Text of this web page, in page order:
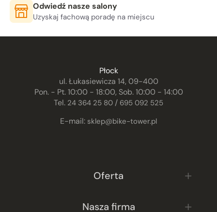
Odwiedź nasze salony
Uzyskaj fachową poradę na miejscu
Płock
ul. Łukasiewicza 14, 09-400
Pon. - Pt. 10:00 - 18:00, Sob. 10:00 - 14:00
Tel. 24 364 25 80 / 695 092 525
E-mail: sklep@bike-tower.pl
Oferta
Nasza firma